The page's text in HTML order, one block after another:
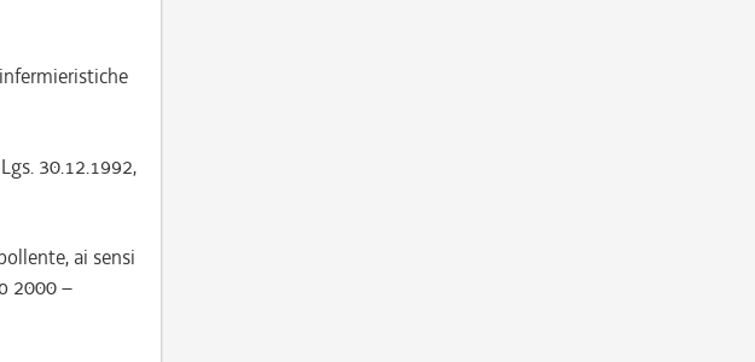
30.12.1992,
ai sensi
2000 –